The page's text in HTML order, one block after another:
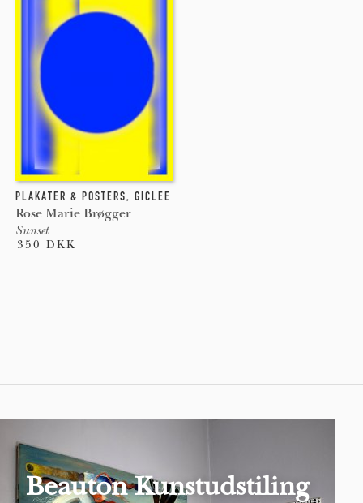
PLAKATER & POSTERS, GICLEE
Rose Marie Brøgger
Sunset
350 DKK
Beauton Kunstudstiling